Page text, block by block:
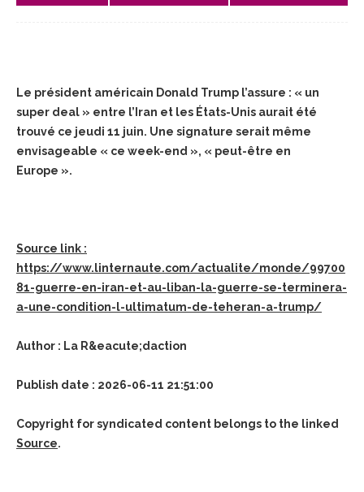
Le président américain Donald Trump l’assure : « un
super deal » entre l’Iran et les États-Unis aurait été
trouvé ce jeudi 11 juin. Une signature serait même
envisageable « ce week-end », « peut-être en
Europe ».
Source link :
https://www.linternaute.com/actualite/monde/99700
81-guerre-en-iran-et-au-liban-la-guerre-se-terminera-
a-une-condition-l-ultimatum-de-teheran-a-trump/
Author : La R&eacute;daction
Publish date : 2026-06-11 21:51:00
Copyright for syndicated content belongs to the linked
Source.